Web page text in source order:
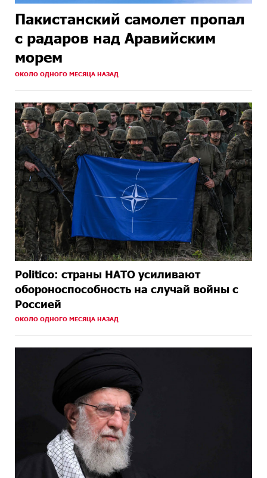
Пакистанский самолет пропал
с радаров над Аравийским
морем
ОКОЛО ОДНОГО МЕСЯЦА НАЗАД
Politico: страны НАТО усиливают
обороноспособность на случай войны с
Россией
ОКОЛО ОДНОГО МЕСЯЦА НАЗАД